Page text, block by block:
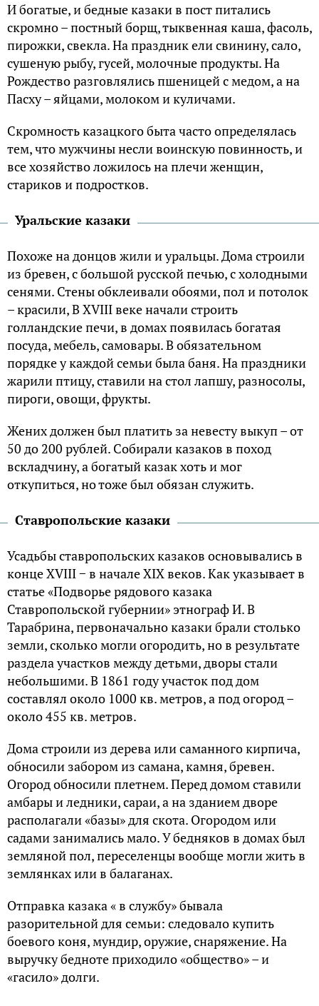
И богатые, и бедные казаки в пост питались
скромно – постный борщ, тыквенная каша, фасоль,
пирожки, свекла. На праздник ели свинину, сало,
сушеную рыбу, гусей, молочные продукты. На
Рождество разговлялись пшеницей с медом, а на
Пасху – яйцами, молоком и куличами.
Скромность казацкого быта часто определялась
тем, что мужчины несли воинскую повинность, и
все хозяйство ложилось на плечи женщин,
стариков и подростков.
Уральские казаки
Похоже на донцов жили и уральцы. Дома строили
из бревен, с большой русской печью, с холодными
сенями. Стены обклеивали обоями, пол и потолок
– красили, В XVIII веке начали строить
голландские печи, в домах появилась богатая
посуда, мебель, самовары. В обязательном
порядке у каждой семьи была баня. На праздники
жарили птицу, ставили на стол лапшу, разносолы,
пироги, овощи, фрукты.
Жених должен был платить за невесту выкуп – от
50 до 200 рублей. Собирали казаков в поход
вскладчину, а богатый казак хоть и мог
откупиться, но тоже был обязан служить.
Ставропольские казаки
Усадьбы ставропольских казаков основывались в
конце XVIII − в начале XIX веков. Как указывает в
статье «Подворье рядового казака
Ставропольской губернии» этнограф И. В
Тарабрина, первоначально казаки брали столько
земли, сколько могли огородить, но в результате
раздела участков между детьми, дворы стали
небольшими. В 1861 году участок под дом
составлял около 1000 кв. метров, а под огород –
около 455 кв. метров.
Дома строили из дерева или саманного кирпича,
обносили забором из самана, камня, бревен.
Огород обносили плетнем. Перед домом ставили
амбары и ледники, сараи, а на зданием дворе
располагали «базы» для скота. Огородом или
садами занимались мало. У бедняков в домах был
земляной пол, переселенцы вообще могли жить в
землянках или в балаганах.
Отправка казака « в службу» бывала
разорительной для семьи: следовало купить
боевого коня, мундир, оружие, снаряжение. На
выручку бедноте приходило «общество» – и
«гасило» долги.